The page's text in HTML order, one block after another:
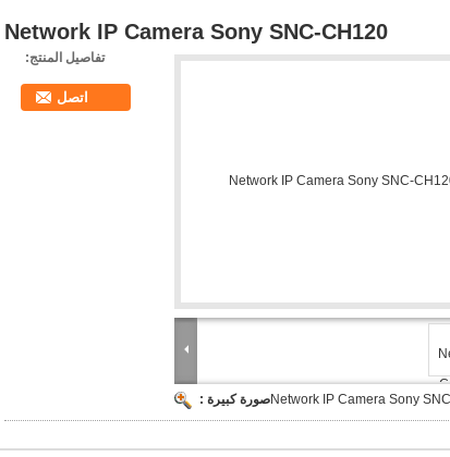
Network IP Camera Sony SNC-CH120
صورة كبيرة :Network IP Camera Sony
تفاصيل المنتج:
اتصل